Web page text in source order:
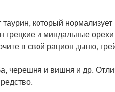
который
и миндальные орехи
в свой рацион дыню,
черешня и вишня и др.